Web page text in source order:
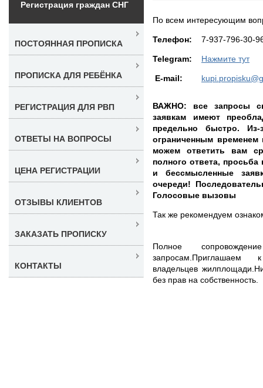
По всем интересующим
Teлефон: 7-937-796-30-
Telegram: Нажмите тут
E-mail:
ВАЖНО: все запросы
заявкам имеют
предельно быстро.
ограниченным
можем ответить вам
полного ответа,
и бессмысленные
очереди!
Голосовые вызовы
Так же рекомендуем
Полное
запросам.Приглашаем
владельцев
без прав на собственность.
Регистрация граждан СНГ
ПОСТОЯННАЯ ПРОПИСКА
ПРОПИСКА ДЛЯ РЕБЁНКА
РЕГИСТРАЦИЯ ДЛЯ РВП
ОТВЕТЫ НА ВОПРОСЫ
ЦЕНА РЕГИСТРАЦИИ
ОТЗЫВЫ КЛИЕНТОВ
ЗАКАЗАТЬ ПРОПИСКУ
КОНТАКТЫ